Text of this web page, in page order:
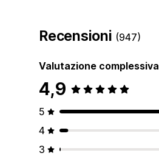
Recensioni (947)
Valutazione complessiva
4,9
5
4
3